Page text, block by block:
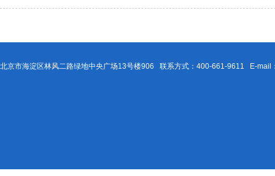
北京市海淀区林风二路绿地中央广场13号楼906 联系方式：400-661-9611 E-